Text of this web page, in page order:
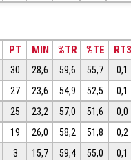
PT MIN %TR %TE RT3
30 28,6 59,6 55,7
0,1
27 23,6 54,9 52,5
0,1
25 23,2 57,0 51,6
0,0
19 26,0 58,2 51,8
0,2
3 15,7 59,4 55,0
0,1